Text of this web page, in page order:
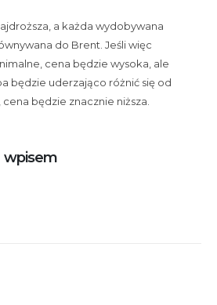
a każda wydobywana
do Brent. Jeśli więc
cena będzie wysoka, ale
będzie uderzająco różnić się od
będzie znacznie niższa.
wpisem